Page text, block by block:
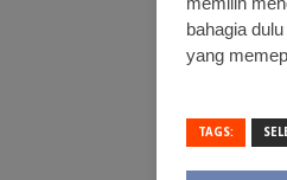
bahagia
yang
TAGS: